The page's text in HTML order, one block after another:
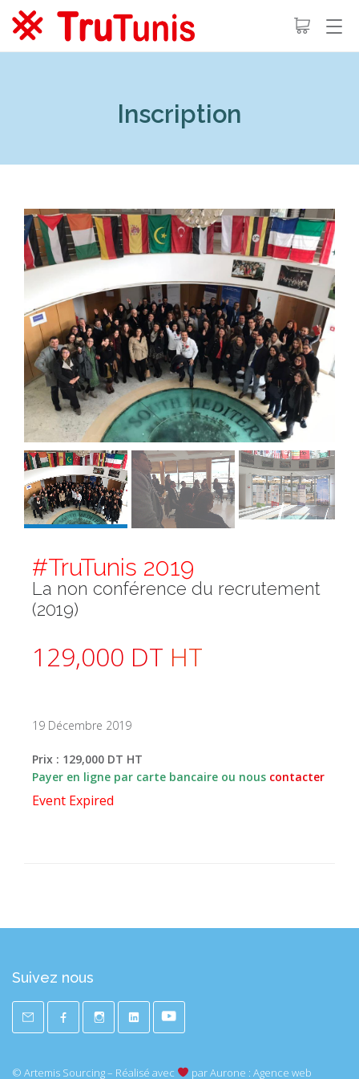
Inscription
La non conférence du recrutement
(2019)
129,000 DT HT
#TruTunis 2019
19 Décembre 2019
Prix : 129,000 DT HT
Payer en ligne par carte bancaire ou nous contacter
Event Expired
Suivez nous
© Artemis Sourcing– Réalisé avec par Aurone : Agence web